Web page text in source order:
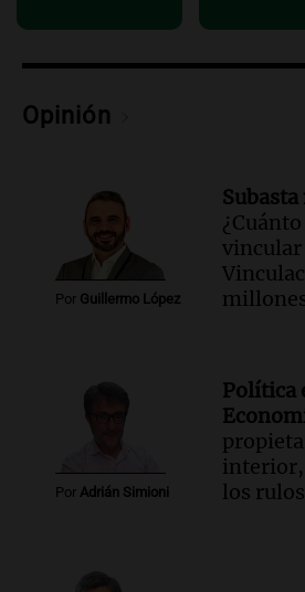
Panorama Federal
Audio.
Una Mañana para todos
Episodios
Opinión
Por Guillermo López
vincular
Por Adrián Simioni
Política
interior,
los rulos